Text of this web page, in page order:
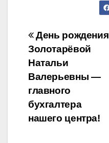
Навигация
по
записям
День рождения
Золотарёвой
Натальи
Валерьевны —
главного
бухгалтера
нашего центра!